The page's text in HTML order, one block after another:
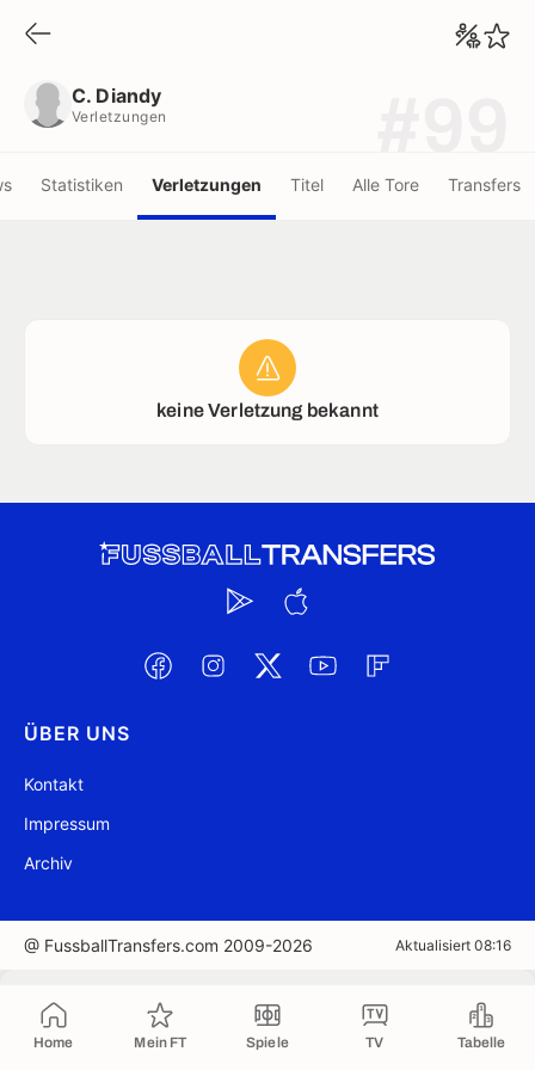
Home Mein FT Spiele TV Tabelle
C. Diandy
Verletzungen
Statistiken Verletzungen Titel Alle Tore Transfers
keine Verletzung bekannt
ÜBER UNS
Kontakt
Impressum
Archiv
@ FussballTransfers.com 2009-2026 Aktualisiert 08:16